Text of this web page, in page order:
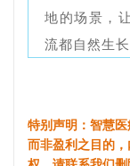
地的场景，
流都自然生
特别声明：智慧
而非盈利之目的